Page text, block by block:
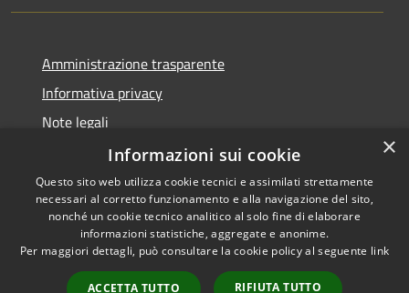
Amministrazione trasparente
Informativa privacy
Note legali
Dichiarazione di accessibilità
RSS
Accessibilità
Copyright © 2026 • Comune di
Municipium• Accesso
×
Informazioni sui cookie
Questo sito web utilizza cookie tecnici e assimilati strettamente
necessari al corretto funzionamento e alla navigazione del sito,
nonché un cookie tecnico analitico al solo fine di elaborare
informazioni statistiche, aggregate e anonime.
Per maggiori dettagli, può consultare la cookie policy al seguente link
ACCETTA TUTTO RIFIUTA TUTTO